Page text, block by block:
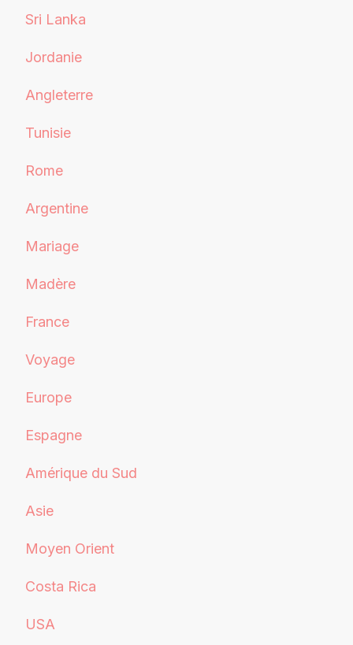
Sri Lanka
Jordanie
Angleterre
Tunisie
Rome
Argentine
Mariage
Madère
France
Voyage
Europe
Espagne
Amérique du Sud
Asie
Moyen Orient
Costa Rica
USA